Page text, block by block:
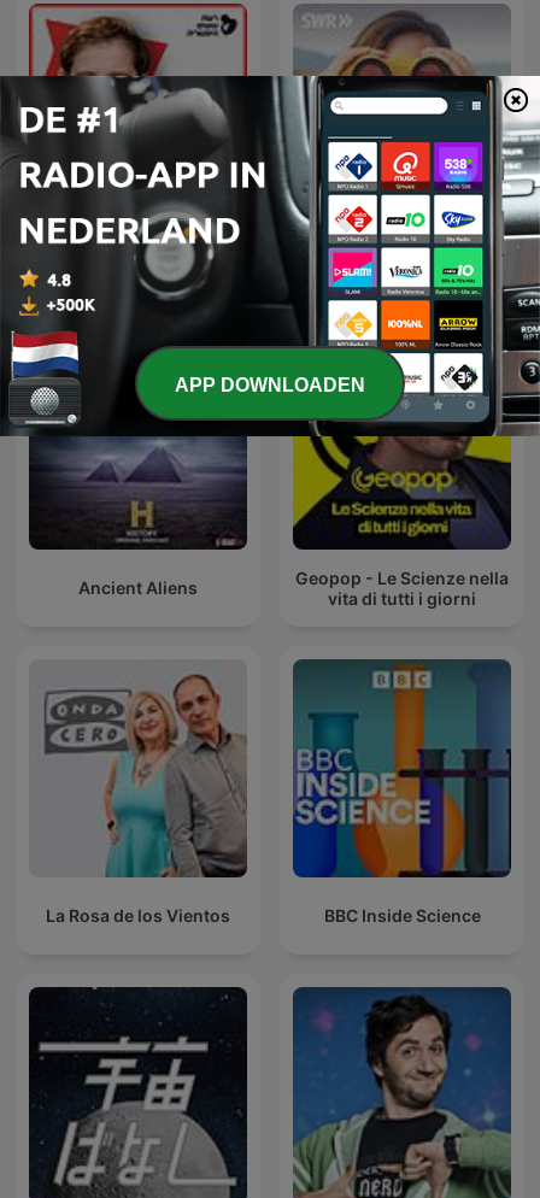
עושים היסטוריה עם רן לוי
Osim Historia With Ran
Levi
Das Wissen | SWR
Ancient Aliens
Geopop - Le Scienze nella
vita di tutti i giorni
La Rosa de los Vientos BBC Inside Science
APP DOWNLOADEN